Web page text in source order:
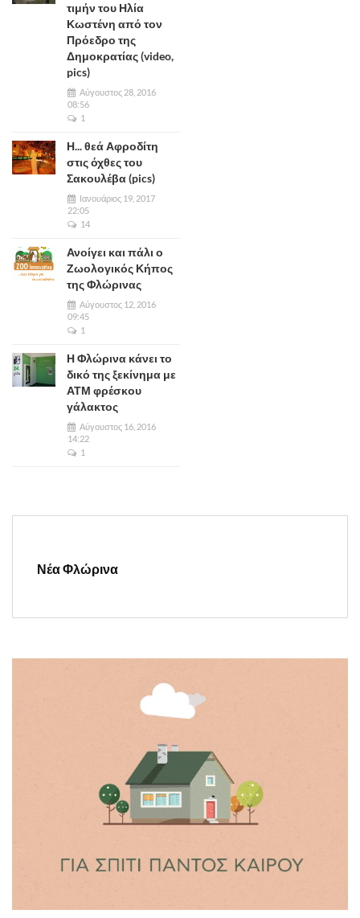
τιμήν του Ηλία
Κωστένη από τον
Πρόεδρο της
Δημοκρατίας (video,
pics)
Αύγουστος 28, 2016
08:56
1
Η... θεά Αφροδίτη
στις όχθες του
Σακουλέβα (pics)
Ιανουάριος 19, 2017
22:05
14
Ανοίγει και πάλι ο
Ζωολογικός Κήπος
της Φλώρινας
Αύγουστος 12, 2016
09:45
1
Η Φλώρινα κάνει το
δικό της ξεκίνημα με
ΑΤΜ φρέσκου
γάλακτος
Αύγουστος 16, 2016
14:22
1
Νέα Φλώρινα